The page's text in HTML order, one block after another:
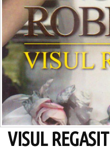
VISUL REGASIT